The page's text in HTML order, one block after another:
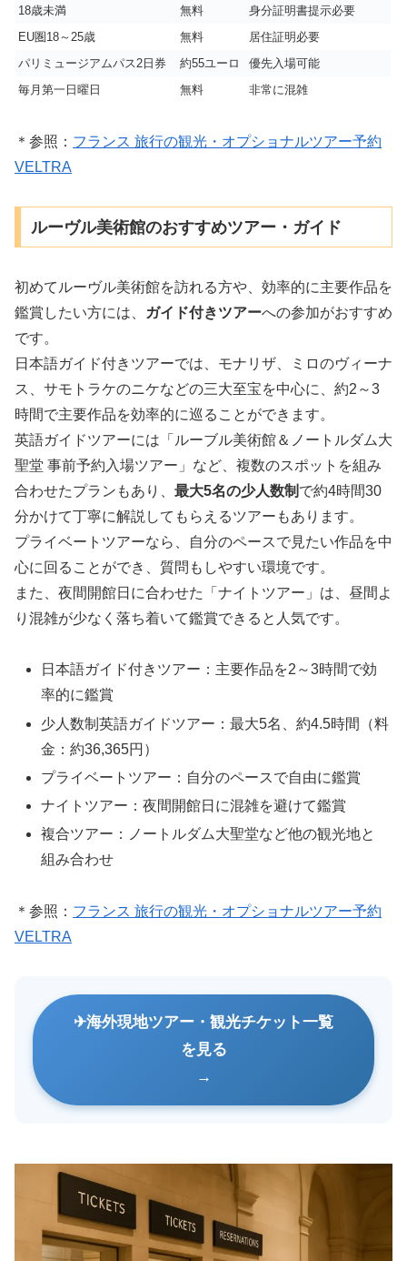
18歳未満 無料
身分証明書提示必要
EU圏18～25歳
無料
居住証明必要
パリミュージアムパス2日券
約55ユーロ
優先入場可能
毎月第一日曜日
無料 非常に混雑
＊参照： フランス 旅行の観光・オプショナルツアー予約
VELTRA
ルーヴル美術館のおすすめツアー・ガイド
初めてルーヴル美術館を訪れる方や、効率的に主要作品を
鑑賞したい方には、
ガイド付きツアーへの参加がおすすめ
です。
日本語ガイド付きツアーでは、モナリザ、ミロのヴィーナ
ス、サモトラケのニケなどの三大至宝を中心に、約2～3
時間で主要作品を効率的に巡ることができます。
英語ガイドツアーには「ルーブル美術館＆ノートルダム大
聖堂 事前予約入場ツアー」など、複数のスポットを組み
合わせたプランもあり、 最大5名の少人数制 で約4時間30
分かけて丁寧に解説してもらえるツアーもあります。
プライベートツアーなら、自分のペースで見たい作品を中
心に回ることができ、質問もしやすい環境です。
また、夜間開館日に合わせた「ナイトツアー」は、昼間よ
り混雑が少なく落ち着いて鑑賞できると人気です。
日本語ガイド付きツアー：主要作品を2～3時間で効
率的に鑑賞
少人数制英語ガイドツアー：最大5名、約4.5時間（料
金：約36,365円）
プライベートツアー：自分のペースで自由に鑑賞
ナイトツアー：夜間開館日に混雑を避けて鑑賞
複合ツアー：ノートルダム大聖堂など他の観光地と
組み合わせ
＊参照： フランス 旅行の観光・オプショナルツアー予約
VELTRA
海外現地ツアー・観光チケット一覧
を見る